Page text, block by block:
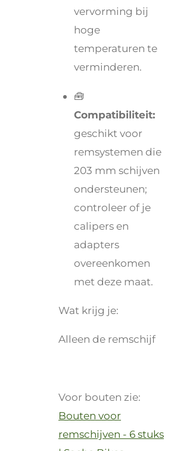
vervorming bij
hoge
temperaturen te
verminderen.
🧰
Compatibiliteit:
geschikt voor
remsystemen die
203 mm schijven
ondersteunen;
controleer of je
calipers en
adapters
overeenkomen
met deze maat.
Wat krijg je:
Alleen de remschijf
Voor bouten zie:
Bouten voor
remschijven - 6 stuks